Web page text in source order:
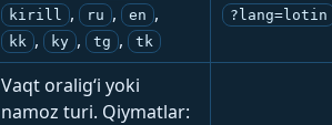
kirill , ru , en ,
kk , ky , tg , tk
?lang=lotin
Vaqt oralig‘i yoki
namoz turi. Qiymatlar: